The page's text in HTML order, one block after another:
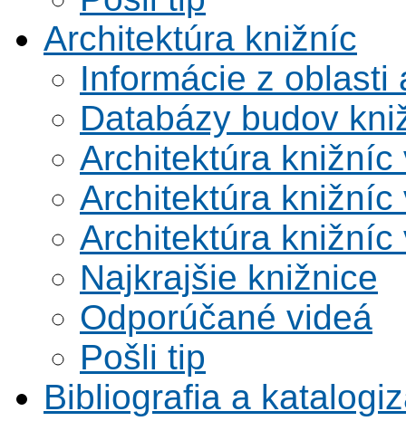
Architektúra knižníc
Informácie z oblasti
Databázy budov
Architektúra knižníc
Architektúra knižníc
Architektúra knižníc
Najkrajšie knižnice
Odporúčané videá
Pošli tip
Bibliografia a